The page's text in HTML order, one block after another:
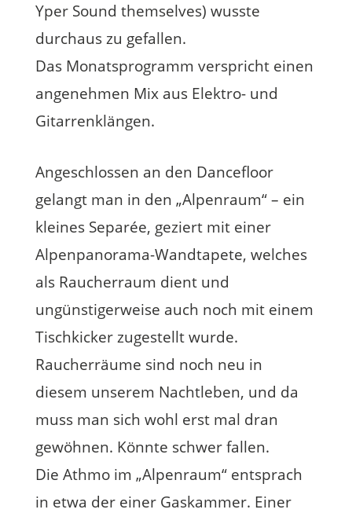
Yper Sound themselves) wusste
durchaus zu gefallen.
Das Monatsprogramm verspricht einen
angenehmen Mix aus Elektro- und
Gitarrenklängen.
Angeschlossen an den Dancefloor
gelangt man in den „Alpenraum“ – ein
kleines Separée, geziert mit einer
Alpenpanorama-Wandtapete, welches
als Raucherraum dient und
ungünstigerweise auch noch mit einem
Tischkicker zugestellt wurde.
Raucherräume sind noch neu in
diesem unserem Nachtleben, und da
muss man sich wohl erst mal dran
gewöhnen. Könnte schwer fallen.
Die Athmo im „Alpenraum“ entsprach
in etwa der einer Gaskammer. Einer